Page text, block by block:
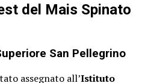
del Mais Spinato
San Pellegrino
assegnato all’Istituto